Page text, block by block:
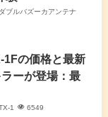
ダブルバズーカアンテナ
1Fの価格と最新
ーが登場：最
1 6549